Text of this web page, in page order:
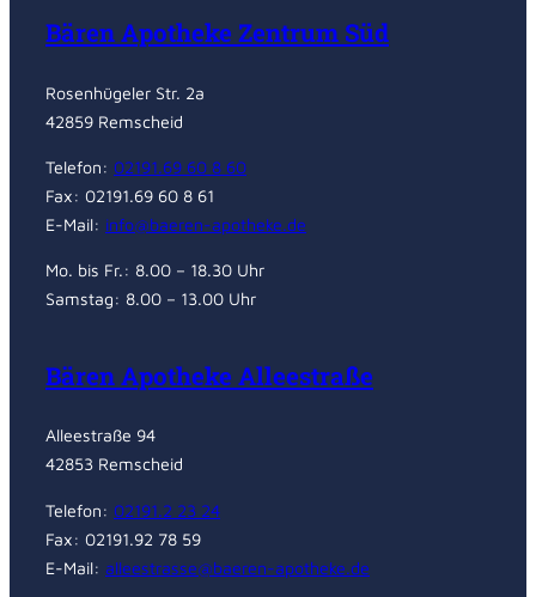
Bären Apotheke Zentrum Süd
Rosenhügeler Str. 2a
42859 Remscheid
Telefon: 02191.69 60 8 60
Fax: 02191.69 60 8 61
E-Mail: info@baeren-apotheke.de
Mo. bis Fr.: 8.00 – 18.30 Uhr
Samstag: 8.00 – 13.00 Uhr
Bären Apotheke Alleestraße
Alleestraße 94
42853 Remscheid
Telefon: 02191.2 23 24
Fax: 02191.92 78 59
E-Mail: alleestrasse@baeren-apotheke.de